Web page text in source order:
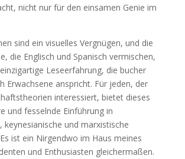
nicht nur für den einsamen Genie im
sind ein visuelles Vergnügen, und die
die Englisch und Spanisch vermischen,
Leseerfahrung, die bucher
Erwachsene anspricht. Für jeden, der
interessiert, bietet dieses
und fesselnde Einführung in
keynesianische und marxistische
ist ein Nirgendwo im Haus meines
und Enthusiasten gleichermaßen.